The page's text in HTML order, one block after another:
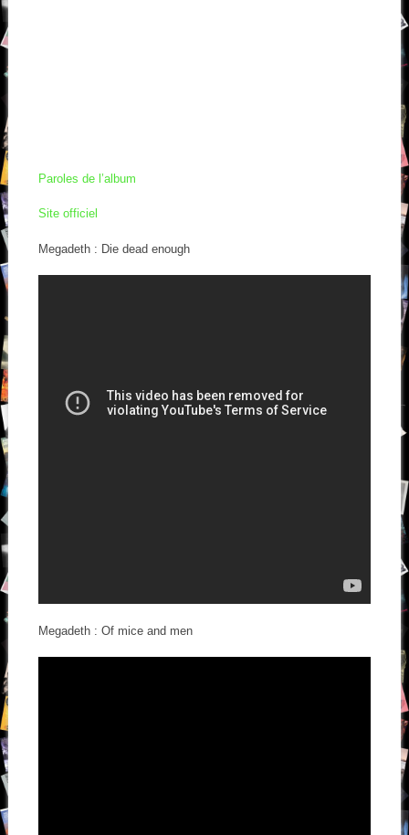
Paroles de l’album
Site officiel
Megadeth : Die dead enough
Megadeth : Of mice and men